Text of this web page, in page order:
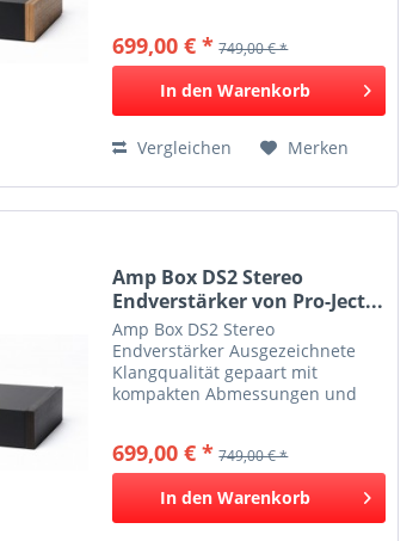
Endstufe ist ein Class D Modul,
welches höchst effizient und
energiesparend...
699,00 € * 749,00 € *
In den Warenkorb
Vergleichen Merken
Amp Box DS2 Stereo
Endverstärker von Pro-Ject...
Amp Box DS2 Stereo
Endverstärker Ausgezeichnete
Klangqualität gepaart mit
kompakten Abmessungen und
Endstufe ist ein Class D Modul,
welches höchst effizient und
energiesparend...
699,00 € * 749,00 € *
In den Warenkorb